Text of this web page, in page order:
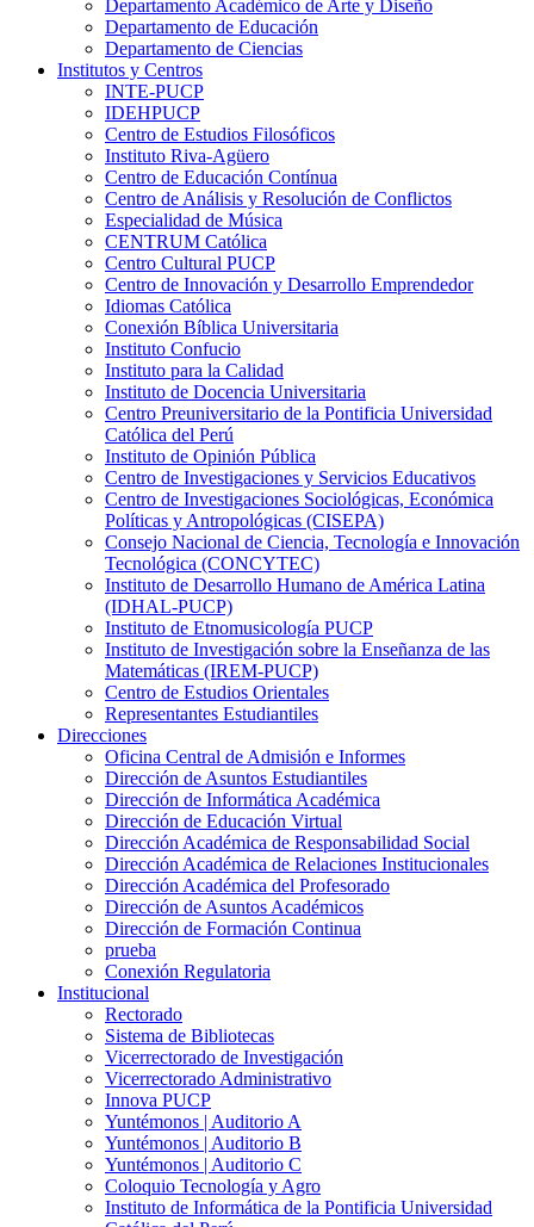
Departamento Académico de Arte y Diseño
Departamento de Educación
Departamento de Ciencias
Institutos y Centros
INTE-PUCP
IDEHPUCP
Centro de Estudios Filosóficos
Instituto Riva-Agüero
Centro de Educación Contínua
Centro de Análisis y Resolución de Conflictos
Especialidad de Música
CENTRUM Católica
Centro Cultural PUCP
Centro de Innovación y Desarrollo Emprendedor
Idiomas Católica
Conexión Bíblica Universitaria
Instituto Confucio
Instituto para la Calidad
Instituto de Docencia Universitaria
Centro Preuniversitario de la Pontificia Universidad
Católica del Perú
Instituto de Opinión Pública
Centro de Investigaciones y Servicios Educativos
Centro de Investigaciones Sociológicas, Económica
Políticas y Antropológicas (CISEPA)
Consejo Nacional de Ciencia, Tecnología e Innovación
Tecnológica (CONCYTEC)
Instituto de Desarrollo Humano de América Latina
(IDHAL-PUCP)
Instituto de Etnomusicología PUCP
Instituto de Investigación sobre la Enseñanza de las
Matemáticas (IREM-PUCP)
Centro de Estudios Orientales
Representantes Estudiantiles
Direcciones
Oficina Central de Admisión e Informes
Dirección de Asuntos Estudiantiles
Dirección de Informática Académica
Dirección de Educación Virtual
Dirección Académica de Responsabilidad Social
Dirección Académica de Relaciones Institucionales
Dirección Académica del Profesorado
Dirección de Asuntos Académicos
Dirección de Formación Continua
prueba
Conexión Regulatoria
Institucional
Rectorado
Sistema de Bibliotecas
Vicerrectorado de Investigación
Vicerrectorado Administrativo
Innova PUCP
Yuntémonos | Auditorio A
Yuntémonos | Auditorio B
Yuntémonos | Auditorio C
Coloquio Tecnología y Agro
Instituto de Informática de la Pontificia Universidad